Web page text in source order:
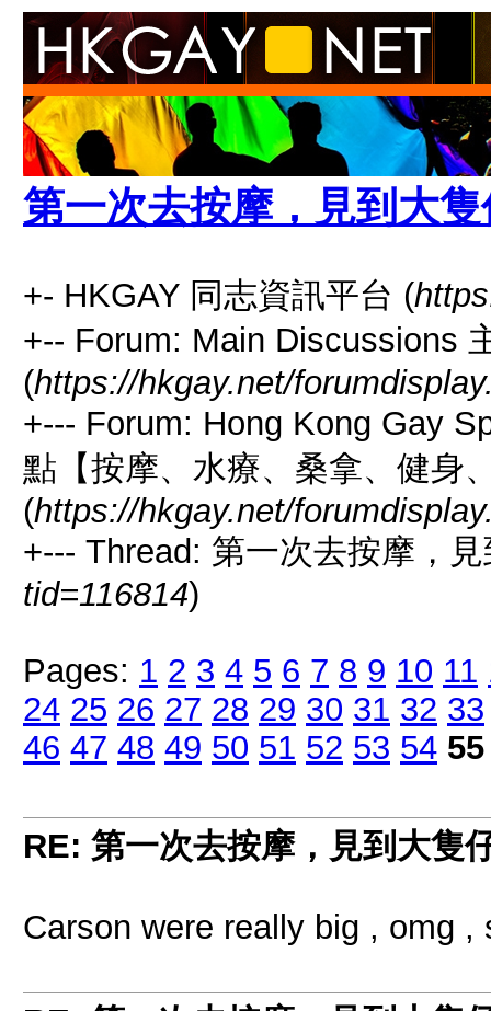
第一次去按摩，見到大
+- HKGAY 同志資訊平台 (
+-- Forum: Main Discussions
(https://hkgay.net/
+--- Forum: Hong Kong Gay
點【按摩、水療、桑拿、健身
(https://hkgay.net/
+--- Thread: 第一次去按摩，
tid=116814)
Pages: 1 2 3 4 5 6 7 8 9 10 11
24 25 26 27 28 29 30 31 32 33
46 47 48 49 50 51 52 53 54 55
RE: 第一次去按摩，見到大隻
Carson were really big , omg ,